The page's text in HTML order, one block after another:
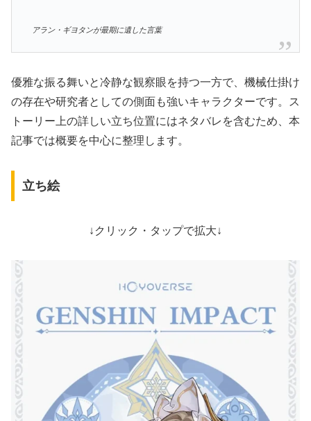
アラン・ギヨタンが最期に遺した言葉
優雅な振る舞いと冷静な観察眼を持つ一方で、機械仕掛け
の存在や研究者としての側面も強いキャラクターです。ス
トーリー上の詳しい立ち位置にはネタバレを含むため、本
記事では概要を中心に整理します。
立ち絵
↓クリック・タップで拡大↓